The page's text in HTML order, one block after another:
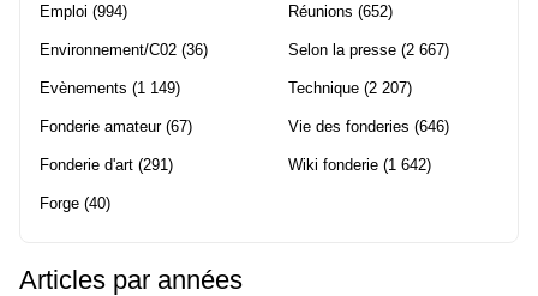
Emploi (994)
Environnement/C02 (36)
Evènements (1 149)
Fonderie amateur(67)
Fonderie d'art (291)
Forge (40)
Réunions (652)
Selon la presse (2 667)
Technique (2 207)
Vie des fonderies (646)
Wiki fonderie (1 642)
Articles par années